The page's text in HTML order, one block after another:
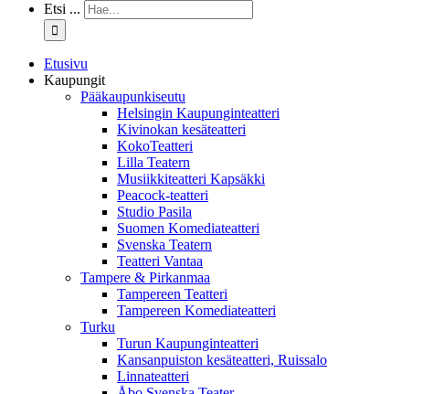
Etsi ...
Etusivu
Kaupungit
Pääkaupunkiseutu
Helsingin Kaupunginteatteri
Kivinokan kesäteatteri
KokoTeatteri
Lilla Teatern
Musiikkiteatteri Kapsäkki
Peacock-teatteri
Studio Pasila
Suomen Komediateatteri
Svenska Teatern
Teatteri Vantaa
Tampere & Pirkanmaa
Tampereen Teatteri
Tampereen Komediateatteri
Turku
Turun Kaupunginteatteri
Kansanpuiston kesäteatteri, Ruissalo
Linnateatteri